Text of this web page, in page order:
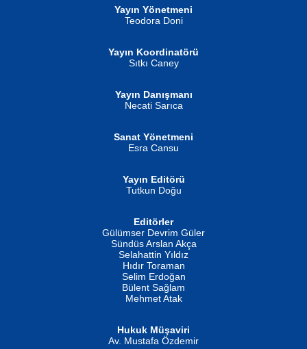
İSMAİL OKUTAN
Erkeklerin Kahrolması Ne Demektir
Evvel Zaman Tanrıçası...
Yayın Yönetmeni
Teodora Doni
Yayın Koordinatörü
Sıtkı Caney
Yayın Danışmanı
Necati Sarıca
Sanat Yönetmeni
Esra Cansu
Yayın Editörü
Tutkun Doğu
Editörler
Gülümser Devrim Güler
Sündüs Arslan Akça
Selahattin Yıldız
Hıdır Toraman
Selim Erdoğan
Bülent Sağlam
Mehmet Atak
Hukuk Müşaviri
Av. Mustafa Özdemir